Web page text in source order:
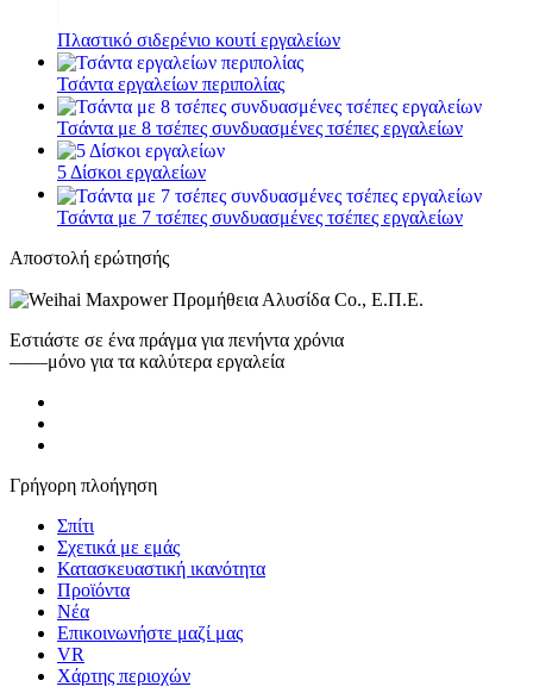
Πλαστικό σιδερένιο κουτί εργαλείων
Τσάντα εργαλείων περιπολίας
Τσάντα με 8 τσέπες συνδυασμένες τσέπες εργαλείων
5 Δίσκοι εργαλείων
Τσάντα με 7 τσέπες συνδυασμένες τσέπες εργαλείων
Αποστολή ερώτησής
Εστιάστε σε ένα πράγμα για πενήντα χρόνια
——μόνο για τα καλύτερα εργαλεία
Γρήγορη πλοήγηση
Σπίτι
Σχετικά με εμάς
Κατασκευαστική ικανότητα
Προϊόντα
Νέα
Επικοινωνήστε μαζί μας
VR
Χάρτης περιοχών